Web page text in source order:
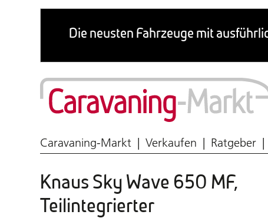
Caravaning-Markt Verkaufen Ratgeber
Knaus Sky Wave 650 MF,
Teilintegrierter